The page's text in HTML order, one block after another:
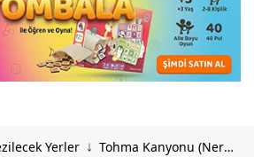
Yerler ↓ Tohma Kanyonu (Nerede, Nasıl Gidilir, Rafting ve Giriş Ücreti)